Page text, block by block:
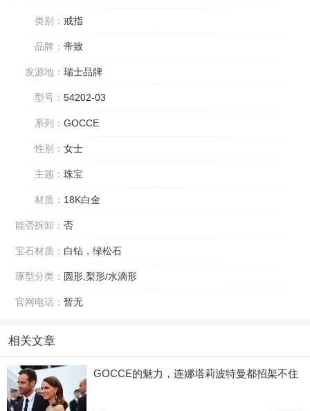
类别： 戒指
品牌： 帝致
发源地： 瑞士品牌
型号： 54202-03
系列： GOCCE
性别： 女士
主题： 珠宝
材质： 18K白金
能否拆卸： 否
宝石材质： 白钻，绿松石
琢型分类： 圆形,梨形/水滴形
官网电话： 暂无
相关文章
GOCCE的魅力，连娜塔莉波特曼都招架不住